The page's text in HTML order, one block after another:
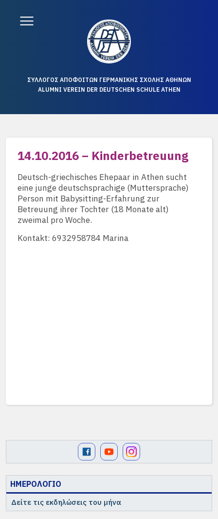
ΣΥΛΛΟΓΟΣ ΑΠΟΦΟΙΤΩΝ ΓΕΡΜΑΝΙΚΗΣ ΣΧΟΛΗΣ ΑΘΗΝΩΝ
ALUMNI VEREIN DER DEUTSCHEN SCHULE ATHEN
ΗΜΕΡΟΛΟΓΙΟ
Δείτε τις εκδηλώσεις του μήνα
14.10.2016 – Kinderbetreuung
Deutsch-griechisches Ehepaar in Athen sucht
eine junge deutschsprachige (Muttersprache)
Person mit Babysitting-Erfahrung zur
Betreuung ihrer Tochter (18 Monate alt)
zweimal pro Woche.
Kontakt: 6932958784 Marina